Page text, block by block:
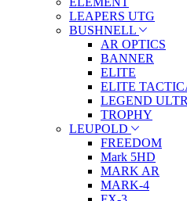
LEAPERS UTG
BUSHNELL
AR OPTICS
BANNER
ELITE
ELITE
LEGEND
TROPHY
LEUPOLD
FREEDOM
Mark 5HD
MARK AR
MARK-4